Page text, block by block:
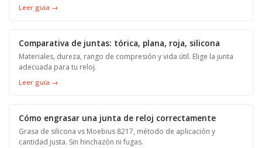
Leer guía →
Comparativa de juntas: tórica, plana, roja, silicona
Materiales, dureza, rango de compresión y vida útil. Elige la junta
adecuada para tu reloj.
Leer guía →
Cómo engrasar una junta de reloj correctamente
Grasa de silicona vs Moebius 8217, método de aplicación y
cantidad justa. Sin hinchazón ni fugas.